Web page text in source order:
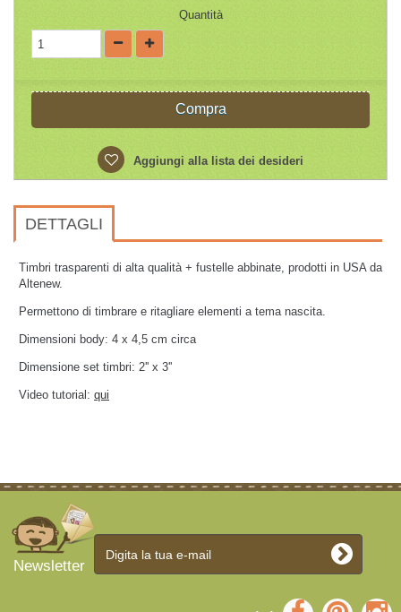
Quantità
Compra
Aggiungi alla lista dei desideri
DETTAGLI
Timbri trasparenti di alta qualità + fustelle abbinate, prodotti in USA da
Altenew.
Permettono di timbrare e ritagliare elementi a tema nascita.
Dimensioni body: 4 x 4,5 cm circa
Dimensione set timbri: 2'' x 3''
Video tutorial: qui
Newsletter